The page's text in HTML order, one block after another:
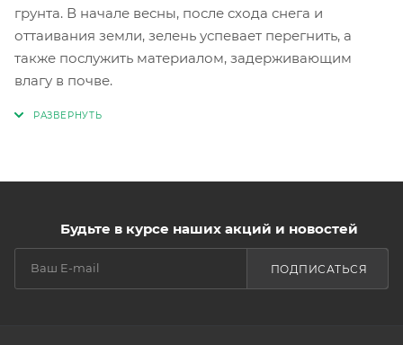
грунта. В начале весны, после схода снега и
оттаивания земли, зелень успевает перегнить, а
также послужить материалом, задерживающим
влагу в почве.
Будьте в курсе наших акций и новостей
ПОДПИСАТЬСЯ